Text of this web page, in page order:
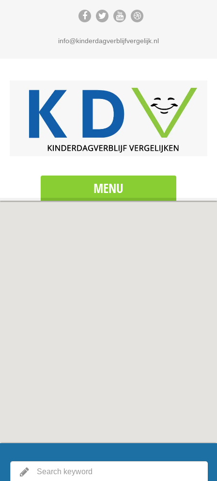
info@kinderdagverblijfvergelijk.nl
MENU